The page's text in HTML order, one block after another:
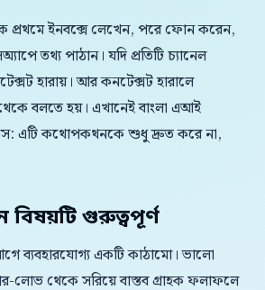
প্রথমে ইনবক্সে লেখেন, পরে ফোন করেন,
তথ্য পাঠান। যদি প্রতিটি চ্যানেল
হারায়। আর কনটেক্সট হারালে
বলতে হয়। এখানেই বাংলা এআই
এটি কথোপকথনকে শুধু দ্রুত করে না,
বিষয়টি গুরুত্বপূর্ণ
ব্যবহারযোগ্য একটি কাঠামো। ভালো
লোভ থেকে সরিয়ে বাস্তব গ্রাহক ফলাফলে